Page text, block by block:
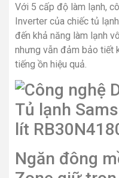
Với 5 cấp độ làm lạnh,
Inverter của chiếc tủ
đến khả năng làm lạnh
nhưng vẫn đảm bảo tiết
tiếng ồn hiệu quả.
Ngăn đông